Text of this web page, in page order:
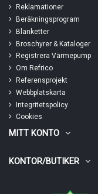
Reklamationer
Beräkningsprogram
Blanketter
Broschyrer & Kataloger
Registrera Värmepump
Om Refrico
Referensprojekt
Webbplatskarta
Integritetspolicy
Cookies
MITT KONTO
KONTOR/BUTIKER